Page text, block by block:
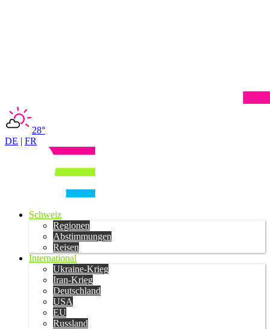
28°
DE | FR
Schweiz
Regionen
Abstimmungen
Reisen
International
Ukraine-Krieg
Iran-Krieg
Deutschland
USA
EU
Russland